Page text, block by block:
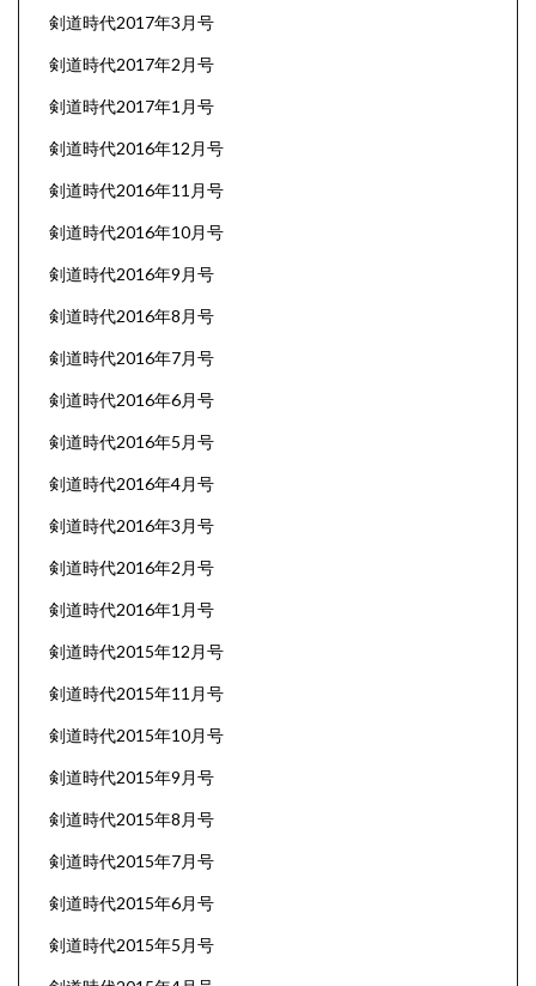
剣道時代2017年3月号
剣道時代2017年2月号
剣道時代2017年1月号
剣道時代2016年12月号
剣道時代2016年11月号
剣道時代2016年10月号
剣道時代2016年9月号
剣道時代2016年8月号
剣道時代2016年7月号
剣道時代2016年6月号
剣道時代2016年5月号
剣道時代2016年4月号
剣道時代2016年3月号
剣道時代2016年2月号
剣道時代2016年1月号
剣道時代2015年12月号
剣道時代2015年11月号
剣道時代2015年10月号
剣道時代2015年9月号
剣道時代2015年8月号
剣道時代2015年7月号
剣道時代2015年6月号
剣道時代2015年5月号